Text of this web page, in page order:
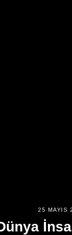
25 MAYIS